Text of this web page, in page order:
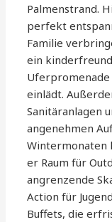
Palmenstrand.
perfekt
Familie
ein
Uferpromenade
einlädt.
Sanitäranlagen
angenehmen
Wintermonaten
er Raum für
angrenzende
Action für
Buffets, die